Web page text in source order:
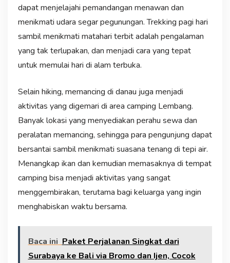
dapat menjelajahi pemandangan menawan dan
menikmati udara segar pegunungan. Trekking pagi hari
sambil menikmati matahari terbit adalah pengalaman
yang tak terlupakan, dan menjadi cara yang tepat
untuk memulai hari di alam terbuka.
Selain hiking, memancing di danau juga menjadi
aktivitas yang digemari di area camping Lembang.
Banyak lokasi yang menyediakan perahu sewa dan
peralatan memancing, sehingga para pengunjung dapat
bersantai sambil menikmati suasana tenang di tepi air.
Menangkap ikan dan kemudian memasaknya di tempat
camping bisa menjadi aktivitas yang sangat
menggembirakan, terutama bagi keluarga yang ingin
menghabiskan waktu bersama.
Baca ini Paket Perjalanan Singkat dari
Surabaya ke Bali via Bromo dan Ijen, Cocok